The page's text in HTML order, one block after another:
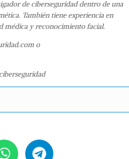
de ciberseguridad dentro de una
También tiene experiencia en
médica y reconocimiento facial.
o